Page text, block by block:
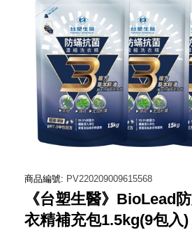
商品編號: PV220209009615568
《台塑生醫》BioLead
衣精補充包1.5kg(9包入)